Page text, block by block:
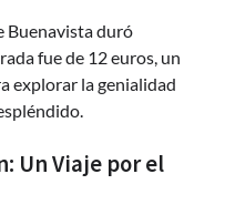
Buenavista duró
fue de 12 euros, un
explorar la genialidad
Un Viaje por el